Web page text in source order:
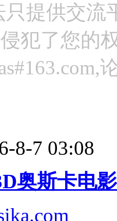
只提供交流
犯了您的
8-7 03:08
奥斯卡电